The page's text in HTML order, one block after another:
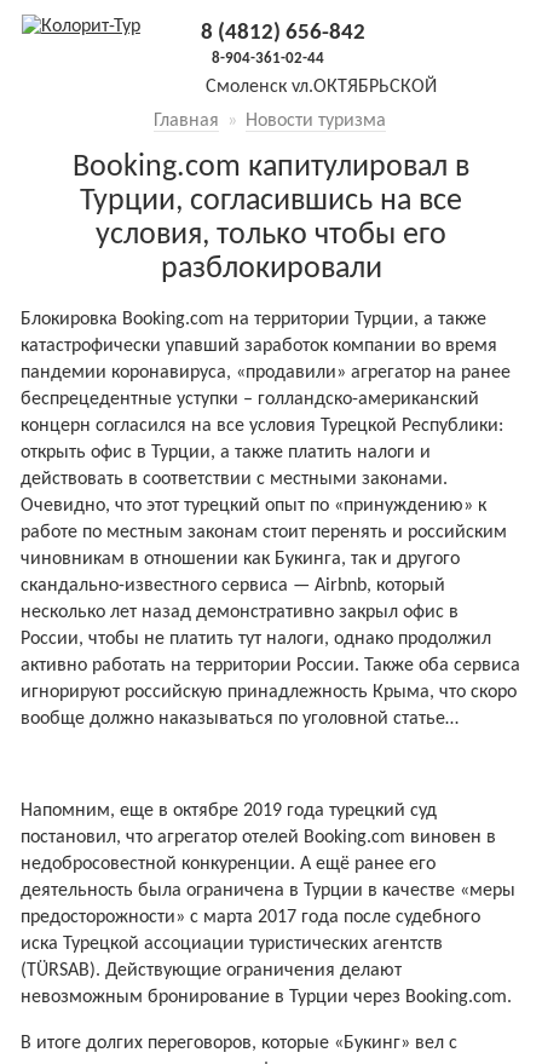
Смоленскул.ОКТЯБРЬСКОЙ
налево)
8 (4812) 656-842
8-904-361-02-44
Главная » Новости туризма
Booking.com капитулировал в
Турции, согласившись на все
условия, только чтобы его
разблокировали
Блокировка Booking.com на территории Турции, а также
катастрофически упавший заработок компании во время
пандемии коронавируса, «продавили» агрегатор на ранее
беспрецедентные уступки – голландско-американский
концерн согласился на все условия Турецкой Республики:
открыть офис в Турции, а также платить налоги и
действовать в соответствии с местными законами.
Очевидно, что этот турецкий опыт по «принуждению» к
работе по местным законам стоит перенять и российским
чиновникам в отношении как Букинга, так и другого
скандально-известного сервиса — Airbnb, который
несколько лет назад демонстративно закрыл офис в
России, чтобы не платить тут налоги, однако продолжил
активно работать на территории России. Также оба сервиса
игнорируют российскую принадлежность Крыма, что скоро
вообще должно наказываться по уголовной статье…
Напомним, еще в октябре 2019 года турецкий суд
постановил, что агрегатор отелей Booking.com виновен в
недобросовестной конкуренции. А ещё ранее его
деятельность была ограничена в Турции в качестве «меры
предосторожности» с марта 2017 года после судебного
иска Турецкой ассоциации туристических агентств
(TÜRSAB). Действующие ограничения делают
невозможным бронирование в Турции через Booking.com.
В итоге долгих переговоров, которые «Букинг» вел с